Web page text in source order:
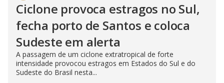
Ciclone provoca estragos no Sul,
fecha porto de Santos e coloca
Sudeste em alerta
A passagem de um ciclone extratropical de forte
intensidade provocou estragos em Estados do Sul e do
Sudeste do Brasil nesta...